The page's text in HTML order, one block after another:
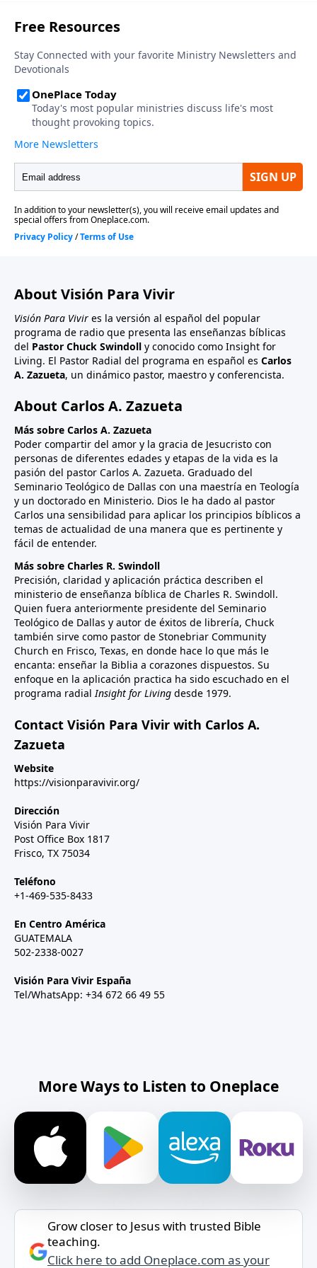
adoramos: «¡Digno es el Cordero!» Ahora, en el
comienzo del capítulo 6, el escenario cambia. Nuestra
atención se vuelve del cielo a la tierra, de alabanzas y
adoración al Cordero, a un escenario de ira y juicios
sobre la humanidad.
About Visión Para Vivir
Visión Para Vivir es la versión al español del popular
programa de radio que presenta las enseñanzas bíblicas
del Pastor Chuck Swindoll y conocido como Insight for
Living. El Pastor Radial del programa en español es Carlos
A. Zazueta, un dinámico pastor, maestro y conferencista.
About Carlos A. Zazueta
Más sobre Carlos A. Zazueta
Poder compartir del amor y la gracia de Jesucristo con
personas de diferentes edades y etapas de la vida es la
pasión del pastor Carlos A. Zazueta. Graduado del
Seminario Teológico de Dallas con una maestría en Teología
y un doctorado en Ministerio. Dios le ha dado al pastor
Carlos una sensibilidad para aplicar los principios bíblicos a
temas de actualidad de una manera que es pertinente y
fácil de entender.
Más sobre Charles R. Swindoll
Precisión, claridad y aplicación práctica describen el
ministerio de enseñanza bíblica de Charles R. Swindoll.
Quien fuera anteriormente presidente del Seminario
Teológico de Dallas y autor de éxitos de librería, Chuck
también sirve como pastor de Stonebriar Community
Church en Frisco, Texas, en donde hace lo que más le
encanta: enseñar la Biblia a corazones dispuestos. Su
enfoque en la aplicación practica ha sido escuchado en el
programa radialInsight for Living desde 1979.
Contact Visión Para Vivir with Carlos A.
Zazueta
Website
https://visionparavivir.org/
Dirección
Visión Para Vivir
Post Office Box 1817
Frisco, TX 75034
Teléfono
+1-469-535-8433
En Centro América
GUATEMALA
502-2338-0027
Visión Para Vivir España
Tel/WhatsApp: +34 672 66 49 55
More Ways to Listen to Oneplace
Grow closer to Jesus with trusted Bible
teaching.
Click here to add Oneplace.com as your